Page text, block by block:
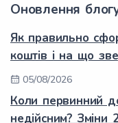
Оновлення
Як правильно
коштів і на що
05/08/2026
Коли первинний
недійсним? Зміни